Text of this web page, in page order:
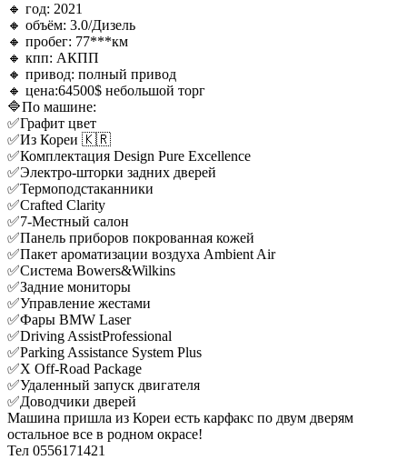
🔸️ год: 2021
🔸️ объём: 3.0/Дизель
🔸️ пробег: 77***км
🔸️ кпп: АКПП
🔸️ привод: полный привод
🔸️ цена:64500$ небольшой торг
🔷По машине:
✅Графит цвет
✅Из Кореи 🇰🇷
✅Комплектация Design Pure Excellence
✅Электро-шторки задних дверей
✅Термоподстаканники
✅Crafted Clarity
✅7-Местный салон
✅Панель приборов покрованная кожей
✅Пакет ароматизации воздуха Ambient Air
✅Система Bowers&Wilkins
✅Задние мониторы
✅Управление жестами
✅Фары BMW Laser
✅Driving AssistProfessional
✅Parking Assistance System Plus
✅X Off-Road Package
✅Удаленный запуск двигателя
✅️Доводчики дверей
Машина пришла из Кореи есть карфакс по двум дверям
остальное все в родном окрасе!
Тел 0556171421